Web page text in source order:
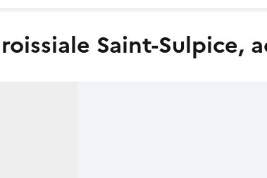
Saint-